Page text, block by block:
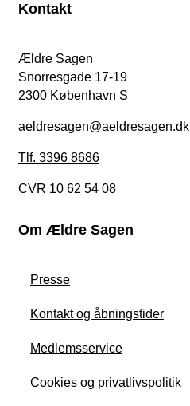
Kontakt
Ældre Sagen
Snorresgade 17-19
2300 København S
aeldresagen@aeldresagen.dk
Tlf. 3396 8686
CVR 10 62 54 08
Om Ældre Sagen
Presse
Kontakt og åbningstider
Medlemsservice
Cookies og privatlivspolitik